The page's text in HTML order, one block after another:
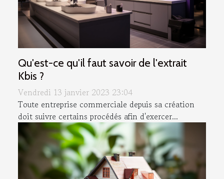
Qu'est-ce qu'il faut savoir de l'extrait
Kbis ?
Vendredi 13 janvier 2023 23:04
Toute entreprise commerciale depuis sa création
doit suivre certains procédés afin d'exercer...